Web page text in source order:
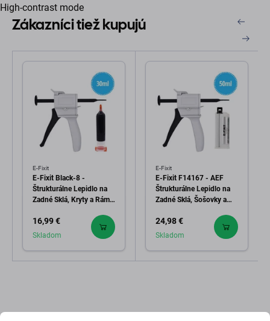
High-contrast mode
Zákazníci tiež kupujú
E-Fixit
E-Fixit Black-8 -
Štrukturálne Lepidlo na
Zadné Sklá, Kryty a Rámy
16,99 €
Skladom
E-Fixit
E-Fixit F14167 - AEF
Štrukturálne Lepidlo na
Zadné Sklá, Šošovky a
Pištoľ
24,98 €
Skladom